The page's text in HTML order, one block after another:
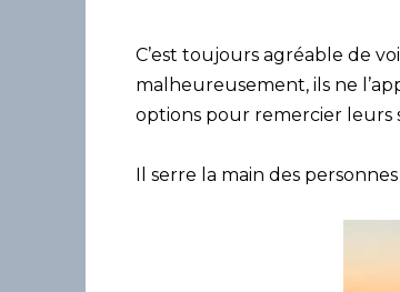
C’est toujours agréable de
malheureusement, ils ne
options pour remercier leurs
Il serre la main des